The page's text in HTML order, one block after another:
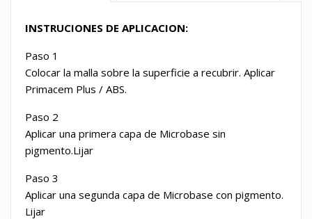
INSTRUCIONES DE APLICACION:
Paso 1
Colocar la malla sobre la superficie a recubrir. Aplicar
Primacem Plus / ABS.
Paso 2
Aplicar una primera capa de Microbase sin
pigmento.Lijar
Paso 3
Aplicar una segunda capa de Microbase con pigmento.
Lijar